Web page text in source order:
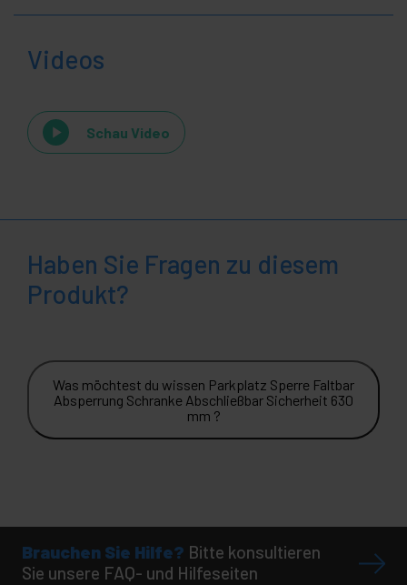
Videos
Schau Video
Haben Sie Fragen zu diesem
Produkt?
Was möchtest du wissen Parkplatz Sperre Faltbar
Absperrung Schranke Abschließbar Sicherheit 630
mm ?
Brauchen Sie Hilfe? Bitte konsultieren
Sie unsere FAQ- und Hilfeseiten